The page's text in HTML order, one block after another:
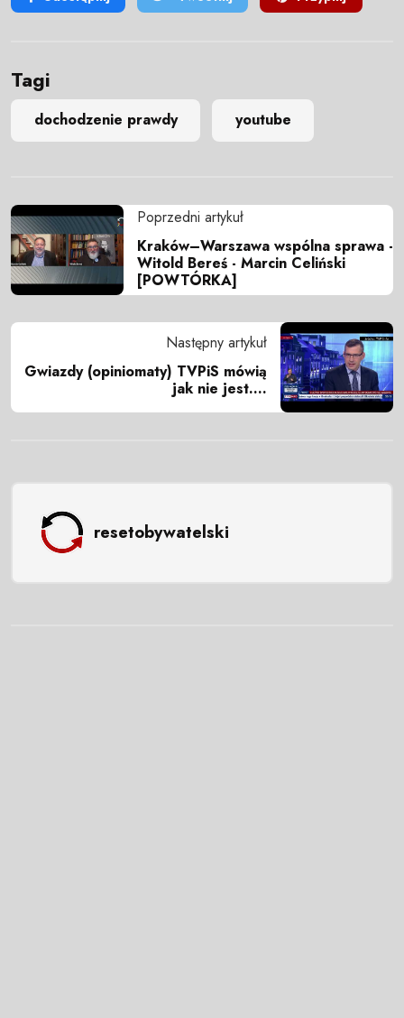
Tagi
dochodzenie prawdy youtube
Poprzedni artykuł
Kraków–Warszawa wspólna sprawa -
Witold Bereś - Marcin Celiński
[POWTÓRKA]
Następny artykuł
Gwiazdy (opiniomaty) TVPiS mówią
jak nie jest....
resetobywatelski